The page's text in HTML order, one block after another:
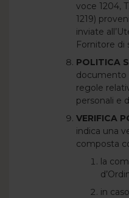
voce 1204,
1219)
inviate
Fornitore di
POLITICA
documento
regole
personali e
VERIFICA
indica una
composta
la
in